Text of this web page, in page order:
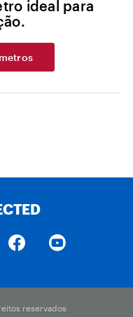
ideal para
reservados